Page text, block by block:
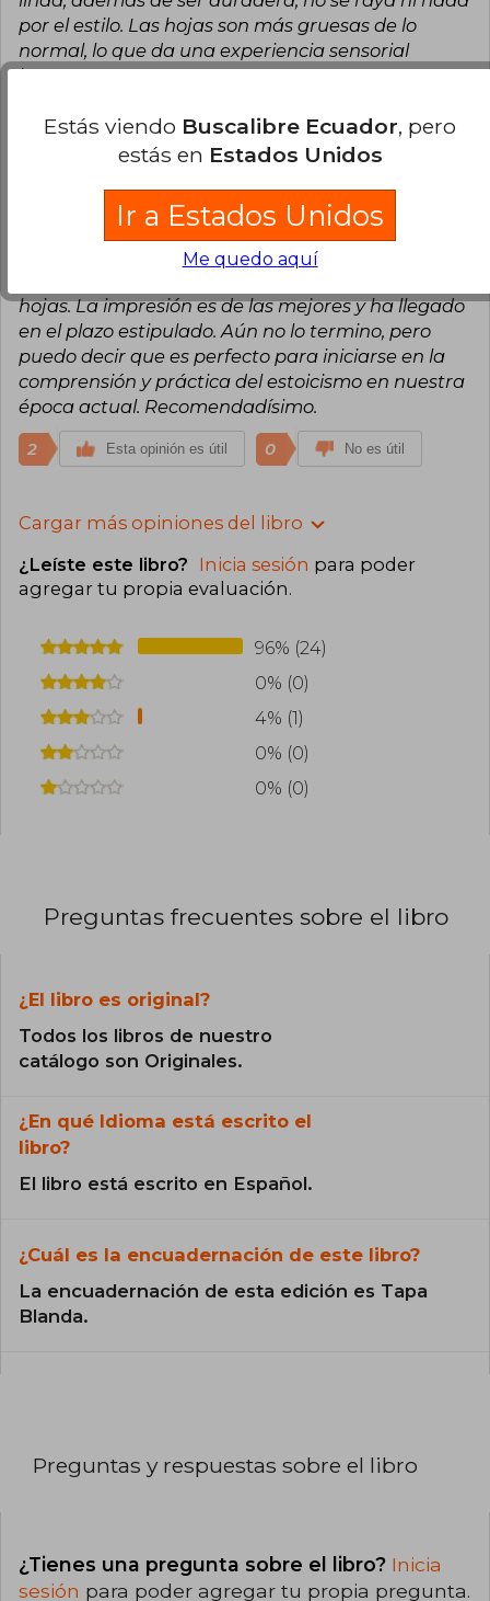
por el estilo. Las hojas son más gruesas de lo
normal, lo que da una experiencia sensorial
hermosa.
Esta opinión es útil 0 No es útil
26 de Septiembre, 2024
Compra Verificada
Me encantó. Viene en un tamaño muy cómodo a
hojas. La impresión es de las mejores y ha llegado
en el plazo estipulado. Aún no lo termino, pero
puedo decir que es perfecto para iniciarse en la
comprensión y práctica del estoicismo en nuestra
época actual. Recomendadísimo.
2 Esta opinión es útil 0 No es útil
Cargar más opiniones del libro
¿Leíste este libro? Inicia sesión para poder
agregar tu propia evaluación.
96% (24)
0% (0)
4% (1)
0% (0)
0% (0)
Preguntas frecuentes sobre el libro
¿El libro es original?
Todos los libros de nuestro
catálogo son Originales.
¿En qué Idioma está escrito el
libro?
El libro está escrito en Español.
¿Cuál es la encuadernación de este libro?
La encuadernación de esta edición es Tapa
Blanda.
Preguntas y respuestas sobre el libro
¿Tienes una pregunta sobre el libro? Inicia
sesión para poder agregar tu propia pregunta.
Estás viendo Buscalibre Ecuador, pero
estás en Estados Unidos
Ir a Estados Unidos
Me quedo aquí